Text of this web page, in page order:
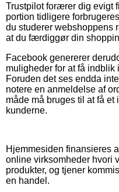
Trustpilot forærer dig evigt
portion tidligere
du studerer webshoppens
at du færdiggør din
Facebook genererer
muligheder for at få indblik
Foruden det ses endda
notere en anmeldelse af
måde må bruges til at få
kunderne.
Hjemmesiden finansieres
online virksomheder hvori
produkter, og tjener
en handel.